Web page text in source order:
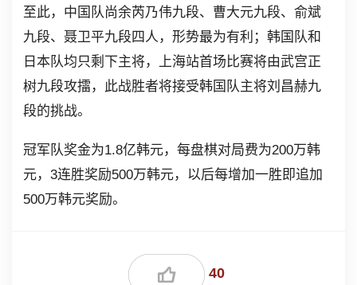
至此，中国队尚余芮乃伟九段、曹大元九段、俞斌
九段、聂卫平九段四人，形势最为有利；韩国队和
日本队均只剩下主将，上海站首场比赛将由武宫正
树九段攻擂，此战胜者将接受韩国队主将刘昌赫九
段的挑战。
冠军队奖金为1.8亿韩元，每盘棋对局费为200万韩
元，3连胜奖励500万韩元，以后每增加一胜即追加
500万韩元奖励。
40